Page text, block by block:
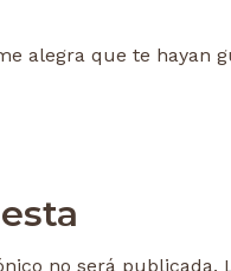
alegra que te hayan
no será publicada.